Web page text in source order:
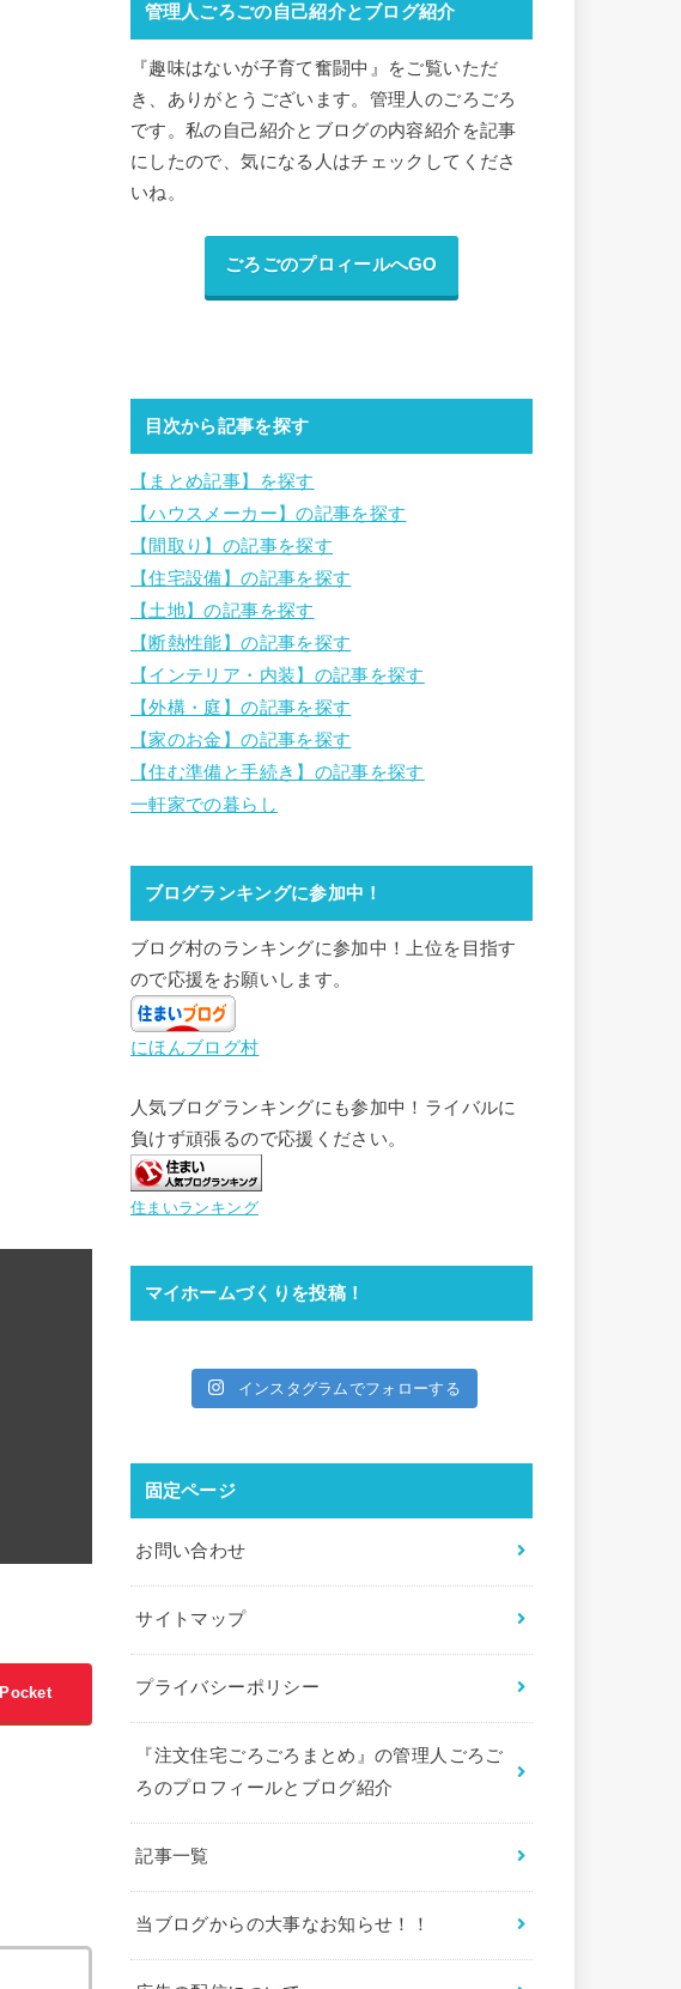
Pocket
管理人ごろごの自己紹介とブログ紹介
『趣味はないが子育て奮闘中』をご覧いただ
き、ありがとうございます。管理人のごろごろ
です。私の自己紹介とブログの内容紹介を記事
にしたので、気になる人はチェックしてくださ
いね。
ごろごのプロィールへGO
目次から記事を探す
【まとめ記事】を探す
【ハウスメーカー】の記事を探す
【間取り】の記事を探す
【住宅設備】の記事を探す
【土地】の記事を探す
【断熱性能】の記事を探す
【インテリア・内装】の記事を探す
【外構・庭】の記事を探す
【家のお金】の記事を探す
【住む準備と手続き】の記事を探す
一軒家での暮らし
ブログランキングに参加中！
ブログ村のランキングに参加中！上位を目指す
ので応援をお願いします。
にほんブログ村
人気ブログランキングにも参加中！ライバルに
負けず頑張るので応援ください。
住まいランキング
マイホームづくりを投稿！
インスタグラムでフォローする
固定ページ
お問い合わせ
サイトマップ
プライバシーポリシー
『注文住宅ごろごろまとめ』の管理人ごろご
ろのプロフィールとブログ紹介
記事一覧
当ブログからの大事なお知らせ！！